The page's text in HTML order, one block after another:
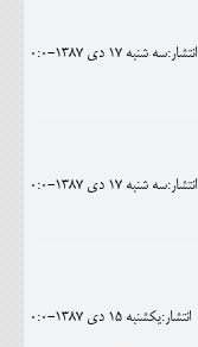
انتشار:سه شنبه 17 دی 1387-0:0
انتشار:سه شنبه 17 دی 1387-0:0
انتشار:يکشنبه 15 دی 1387-0:0